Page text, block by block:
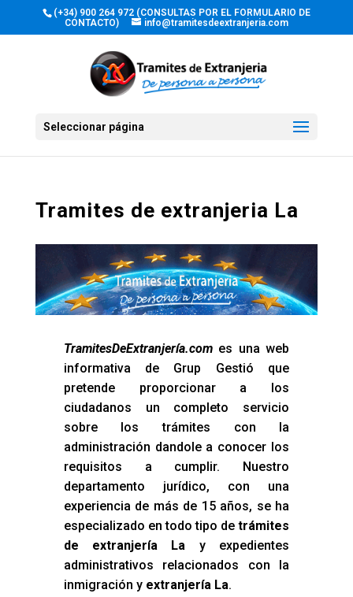
(+34) 900 264 972 (CONSULTAS POR EL FORMULARIO DE
CONTACTO)
info@tramitesdeextranjeria.com
Seleccionar página
Tramites de extranjeria La
TramitesDeExtranjería.comes una web
informativa de Grup Gestió que
pretende proporcionar a los
ciudadanos un completo servicio
sobre los trámites con la
administración dandole a conocer los
requisitos a cumplir. Nuestro
departamento jurídico, con una
experiencia de más de 15 años, se ha
especializado en todo tipo detrámites
de extranjería La y expedientes
administrativos relacionados con la
inmigración y extranjería La.